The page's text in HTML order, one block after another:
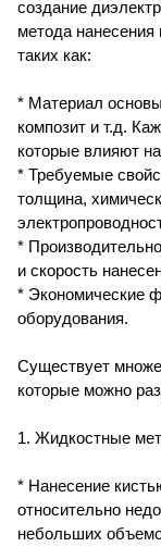
создание
метода нанесения
таких как:
* Материал
композит и т.д.
которые влияют
* Требуемые
толщина,
*
и скорость
* Экономические
оборудования.
Существует
которые можно
1. Жидкостные
* Нанесение
относительно
небольших